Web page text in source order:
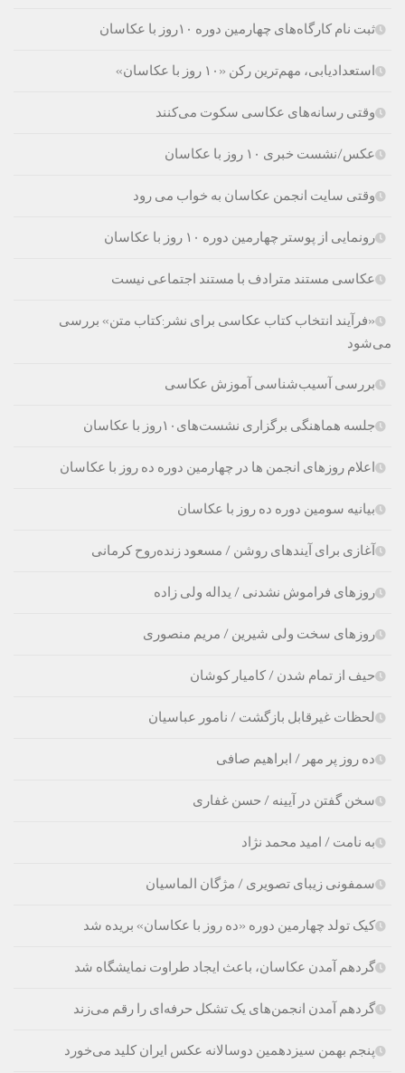
ثبت نام کارگاه‌های چهارمین دوره ۱۰روز با عکاسان
استعدادیابی، مهم‌ترین رکن «۱۰ روز با عکاسان»
وقتی رسانه‌های عکاسی سکوت می‌کنند
عکس/نشست خبری ۱۰ روز با عکاسان
وقتی سایت انجمن عکاسان به خواب می رود
رونمایی از پوستر چهارمین دوره ۱۰ روز با عکاسان
عکاسی مستند مترادف با مستند اجتماعی نیست
«فرآیند انتخاب کتاب‌ عکاسی برای نشر:کتاب متن» بررسی
می‌شود
بررسی آسیب‌شناسی آموزش عکاسی
جلسه هماهنگی برگزاری نشست‌های۱۰روز با عکاسان
اعلام روزهای انجمن ها در چهارمین دوره ده روز با عکاسان
بیانیه سومین دوره ده روز با عکاسان
آغازی برای آینده‫ای روشن‬‬ / مسعود زنده‌‫روح کرمانی‬‬
روزهای فراموش نشدنی / یداله ولی زاده
روزهای سخت ولی شیرین / مریم منصوری
حیف از تمام شدن / کامیار کوشان
لحظات غیرقابل بازگشت / نامور عباسیان
ده روز پر مهر / ابراهیم صافی
سخن گفتن در آیینه / حسن غفارى
به نامت / امید محمد نژاد
سمفونی زیبای تصویری / مژگان الماسیان
کیک تولد چهارمین دوره «ده روز با عکاسان» بریده شد
گردهم آمدن عکاسان، باعث ایجاد طراوت نمایشگاه شد
گردهم آمدن انجمن‌های یک تشکل حرفه‌ای را رقم می‌زند
پنجم بهمن سیزدهمین دوسالانه عکس ایران کلید می‌خورد